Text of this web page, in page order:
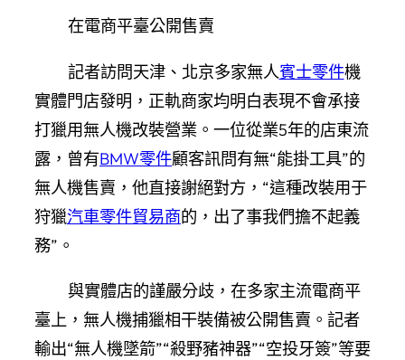
在電商平臺公開售賣
記者訪問天津、北京多家無人賓士零件機
實體門店發明，正軌商家均明白表現不會承接
打獵用無人機改裝營業。一位從業5年的店東流
露，曾有BMW零件顧客訊問有無“能掛工具”的
無人機售賣，他直接謝絕對方，“這種改裝用于
狩獵汽車零件貿易商的，出了事我們擔不起義
務”。
與實體店的謹嚴分歧，在多家主流電商平
臺上，無人機捕獵相干裝備被公開售賣。記者
輸出“無人機墜箭”“殺野豬神器”“空投牙簽”等要